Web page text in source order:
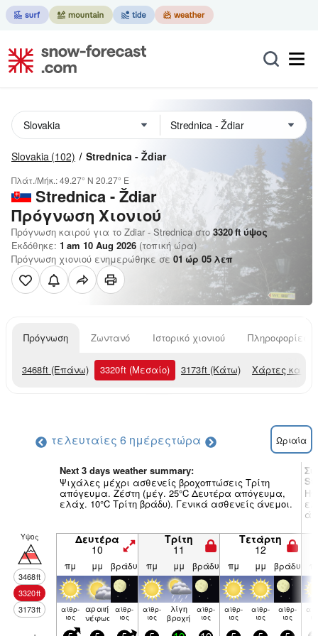
Slovakia (102) Strednica - Ždiar
Πλάτ./Μήκ.:49.27° N 20.27° E
Strednica - Ždiar
Πρόγνωση Χιονιού
Πρόγνωση καιρού για το Zdiar - Strednica στο 3320ft ύψος
Εκδόθηκε: 1 am 10 Aug 2026 (τοπική ώρα)
Πρόγνωση χιονιού ενημερώθηκε σε 01 ώρ 05 λεπ
Πρόγνωση Ζωντανό Ιστορικό χιονιού Πληροφορίες
3468ft (Επάνω) 3320ft (Μεσαίο) 3173ft (Κάτω) Χάρτες
τελευταίες 6 ημέρεςτώρα Ωριαία
Next 3 days weather summary:
Ψιχάλες μέχρι ασθενείς βροχοπτώσεις Τρίτη
απόγευμα. Ζέστη (μέγ. 25°C Δευτέρα απόγευμα,
ελάχ. 10°C Τρίτη βράδυ). Γενικά ασθενείς άνεμοι.
Υψος
3468ft
3320ft
3173ft
Δευτέρα
10
Τρίτη
11
Τετάρτη
12
πμ μμ βράδυ πμ μμ βράδυ πμ μμ βράδυ
αίθρ­
ιος
αραιή
νέφωση
αίθρ­
ιος
αίθρ­
ιος
λίγη
βροχή
αίθρ­
ιος
αίθρ­
ιος
αίθρ­
ιος
αίθρ­
ιος